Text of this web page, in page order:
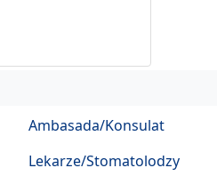
Ambasada/Konsulat
Lekarze/Stomatolodzy